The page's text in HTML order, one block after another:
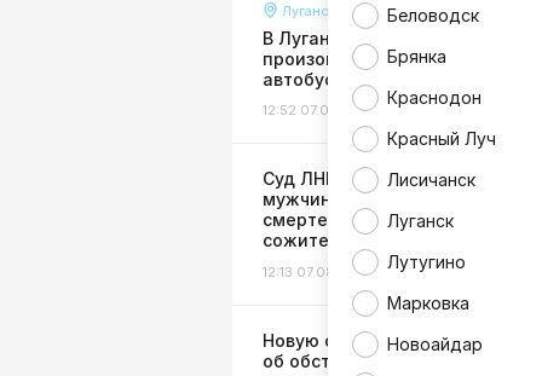
Беловодск
Брянка
Краснодон
Красный Луч
Лисичанск
Луганск
Лутугино
Марковка
Новоайдар
Луганск
В Луганске за несколько часов
произошло два ДТП с участием
автобусов
12:52 07.08.26 Происшествия
Суд ЛНР пересмотрел приговор
мужчине, причинившему
смертельные травмы
сожительнице
12:13 07.08.26 Общество
Новую систему оповещения
об обстрелах создадут в ЛНР: